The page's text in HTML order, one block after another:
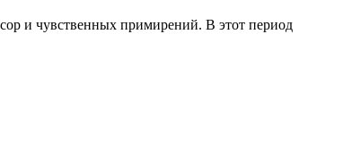
и чувственных примирений. В этот период